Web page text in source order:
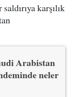
karşılık
Arabistan
neler